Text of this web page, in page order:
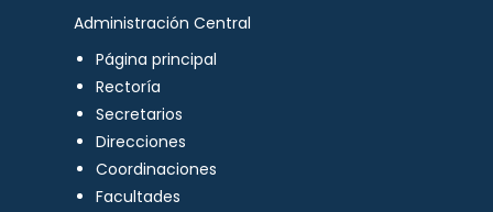
Administración Central
Página principal
Rectoría
Secretarios
Direcciones
Coordinaciones
Facultades